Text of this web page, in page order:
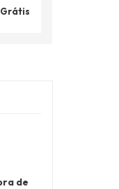
Grátis
de